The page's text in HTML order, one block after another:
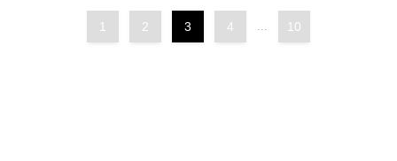
1 2 3 4 10